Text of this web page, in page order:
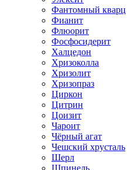
Фантомный кварц
Фианит
Флюорит
Фосфосидерит
Халцедон
Хризоколла
Хризолит
Хризопраз
Циркон
Цитрин
Цоизит
Чароит
Чёрный агат
Чешский хрусталь
Шерл
Шпинель